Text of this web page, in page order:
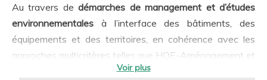
Au travers de démarches de management et d’études
environnementales à l’interface des bâtiments, des
équipements et des territoires, en cohérence avec les
approches multicritères telles que HQE-Aménagement et
HQE Infrastructures. Les enjeux et les thèmes